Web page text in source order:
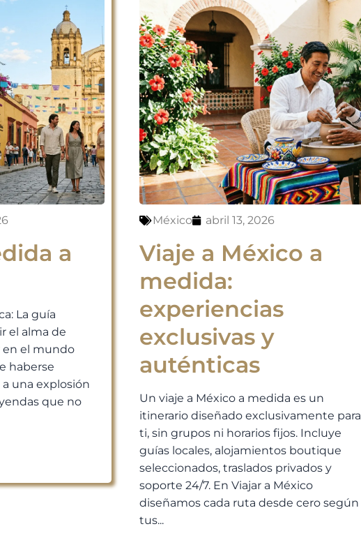
a
La guía
el alma de
en el mundo
haberse
una explosión
que no
México abril 13, 2026
Viaje a México a
medida:
experiencias
exclusivas y
auténticas
Un viaje a México a medida es un
itinerario diseñado exclusivamente para
ti, sin grupos ni horarios fijos. Incluye
guías locales, alojamientos boutique
seleccionados, traslados privados y
soporte 24/7. En Viajar a México
diseñamos cada ruta desde cero según
tus...